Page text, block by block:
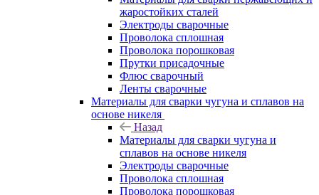
жаростойких сталей
Электроды сварочные
Проволока сплошная
Проволока порошковая
Прутки присадочные
Флюс сварочный
Ленты сварочные
Материалы для сварки чугуна и сплавов на
основе никеля
Назад
Материалы для сварки чугуна и
сплавов на основе никеля
Электроды сварочные
Проволока сплошная
Проволока порошковая